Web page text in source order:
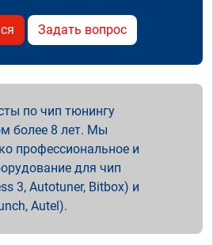
Задать вопрос
по чип тюнингу
более 8 лет. Мы
профессиональное и
для чип
3, Autotuner, Bitbox) и
Autel).